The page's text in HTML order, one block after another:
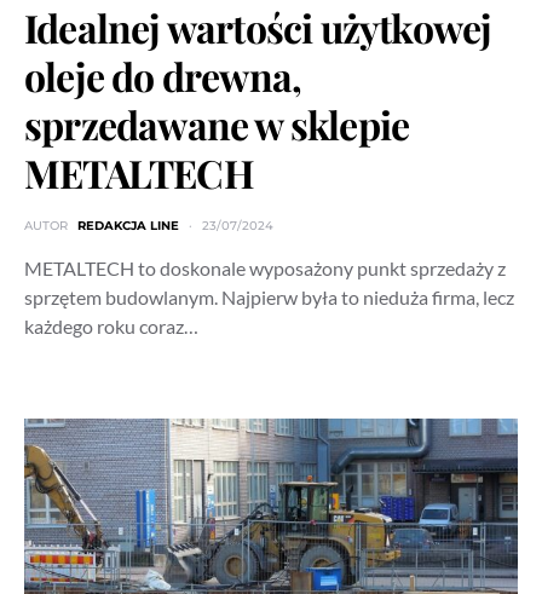
Idealnej wartości użytkowej
oleje do drewna,
sprzedawane w sklepie
METALTECH
AUTOR REDAKCJA LINE 23/07/2024
METALTECH to doskonale wyposażony punkt sprzedaży z
sprzętem budowlanym. Najpierw była to nieduża firma, lecz
każdego roku coraz…